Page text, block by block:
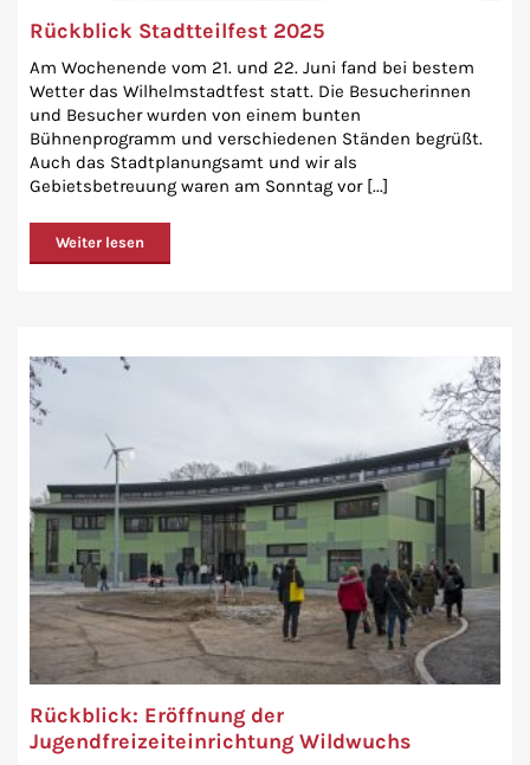
Rückblick Stadtteilfest 2025
Am Wochenende vom 21. und 22. Juni fand bei bestem
Wetter das Wilhelmstadtfest statt. Die Besucherinnen
und Besucher wurden von einem bunten
Bühnenprogramm und verschiedenen Ständen begrüßt.
Auch das Stadtplanungsamt und wir als
Gebietsbetreuung waren am Sonntag vor [...]
Weiter lesen
Rückblick: Eröffnung der
Jugendfreizeiteinrichtung Wildwuchs